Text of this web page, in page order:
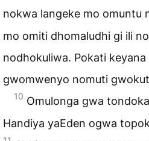
nokwa langeke mo omuntu
mo omiti dhomaludhi gi ili
nodhokuliwa. Pokati
gwomwenyo nomuti
10 Omulonga gwa
Handiya yaEden ogwa